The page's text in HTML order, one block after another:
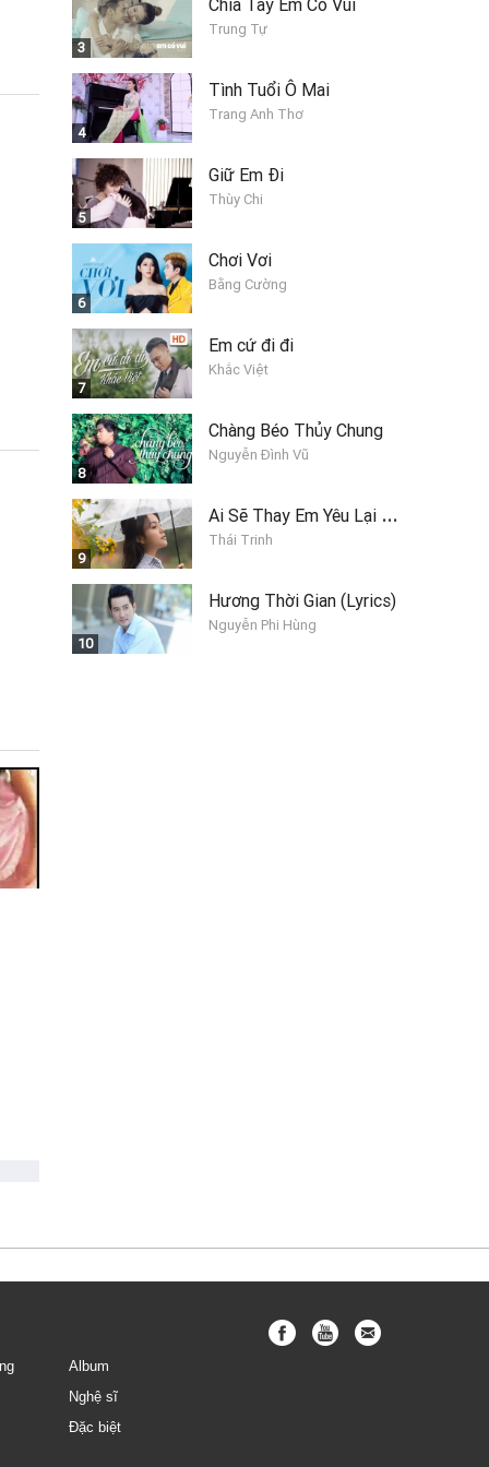
3
Chia Tay Em Có Vui
Trung Tự
4
Tình Tuổi Ô Mai
Trang Anh Thơ
5
Giữ Em Đi
Thùy Chi
6
Chơi Vơi
Bằng Cường
7
Em cứ đi đi
Khắc Việt
8
Chàng Béo Thủy Chung
Nguyễn Đình Vũ
9
A
i Sẽ Thay Em Yêu Lại Anh
Thái Trinh
10
Hương Thời Gian (Lyrics)
Nguyễn Phi Hùng
Album
Nghệ sĩ
Đặc biệt